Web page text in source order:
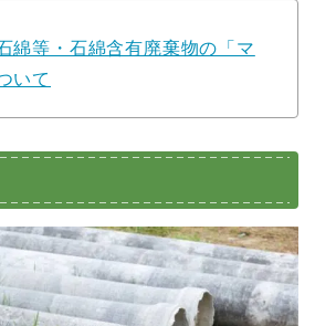
綿等・石綿含有廃棄物の「マ
いて